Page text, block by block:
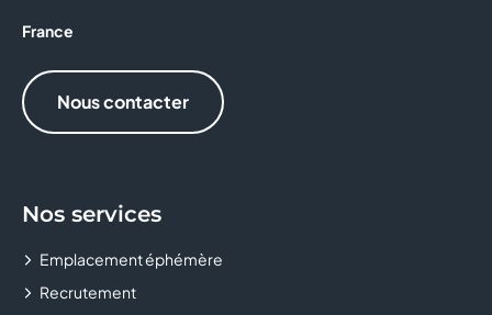
TAPE À L'OEIL
France
Nous contacter
Nos services
Emplacement éphémère
Recrutement